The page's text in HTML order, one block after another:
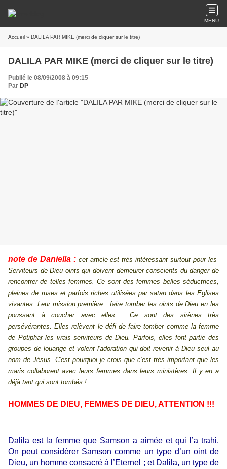
MENU
Accueil » DALILA PAR MIKE (merci de cliquer sur le titre)
DALILA PAR MIKE (merci de cliquer sur le titre)
Publié le 08/09/2008 à 09:15
Par DP
note de Daniella : cet article est très intéressant surtout pour les
Serviteurs de Dieu oints qui doivent demeurer conscients du danger de
rencontrer de telles femmes. Ce sont des femmes belles séductrices,
pleines de ruses et parfois riches utilisées par satan dans les Eglises
vivantes. Leur mission première : faire tomber les oints de Dieu en les
poussant à coucher avec elles. Ce sont des sirènes très
persévérantes. Elles relèvent le défi de faire tomber comme la femme
de Potiphar les vrais serviteurs de Dieu. Parfois, elles font partie des
groupes de louange et volent l'adoration qui doit revenir à Dieu seul au
nom de Jésus. C'est pourquoi je crois que c'est très important que les
maris collaborent avec leurs femmes dans leurs ministères. Il y en a
déjà tant qui sont tombés !
HOMMES DE DIEU, FEMMES DE DIEU, ATTENTION !!!
Dalila est la femme que Samson a aimée et qui l’a trahi.
On peut considérer Samson comme un type d’un oint de
Dieu, un homme consacré à l’Eternel ; et Dalila, un type de